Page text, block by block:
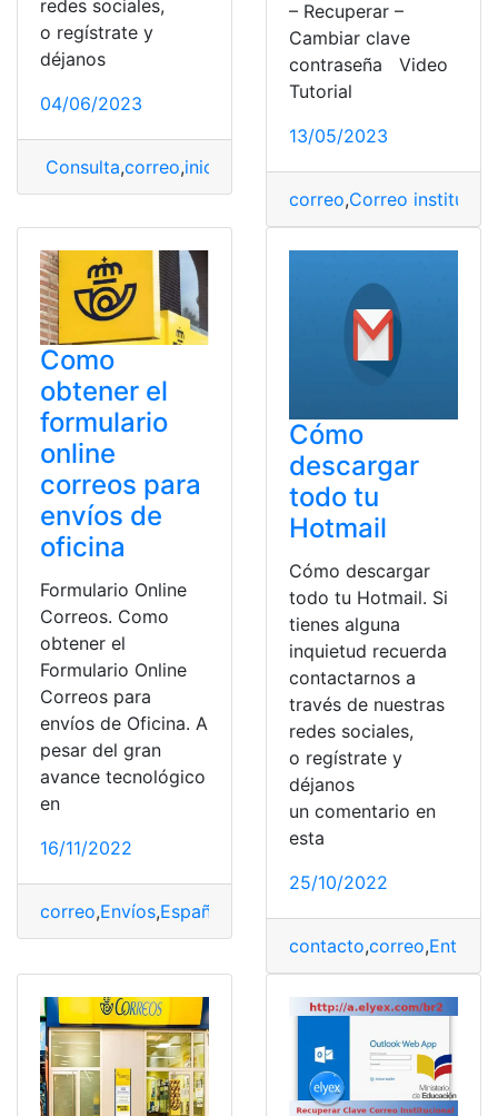
redes sociales,
o regístrate y
déjanos
04/06/2023
Consulta,correo,iniciar iniciar sesión
– Recuperar –
Cambiar clave
contraseña Video
Tutorial
13/05/2023
correo,Correo
Como
obtener el
formulario
online
correos para
envíos de
oficina
Formulario Online
Correos. Como
obtener el
Formulario Online
Correos para
envíos de Oficina. A
pesar del gran
avance tecnológico
en
16/11/2022
correo,Envíos,España
Cómo
descargar
todo tu
Hotmail
Cómo descargar
todo tu Hotmail. Si
tienes alguna
inquietud recuerda
contactarnos a
través de nuestras
redes sociales,
o regístrate y
déjanos
un comentario en
esta
25/10/2022
contacto,correo,Entrada